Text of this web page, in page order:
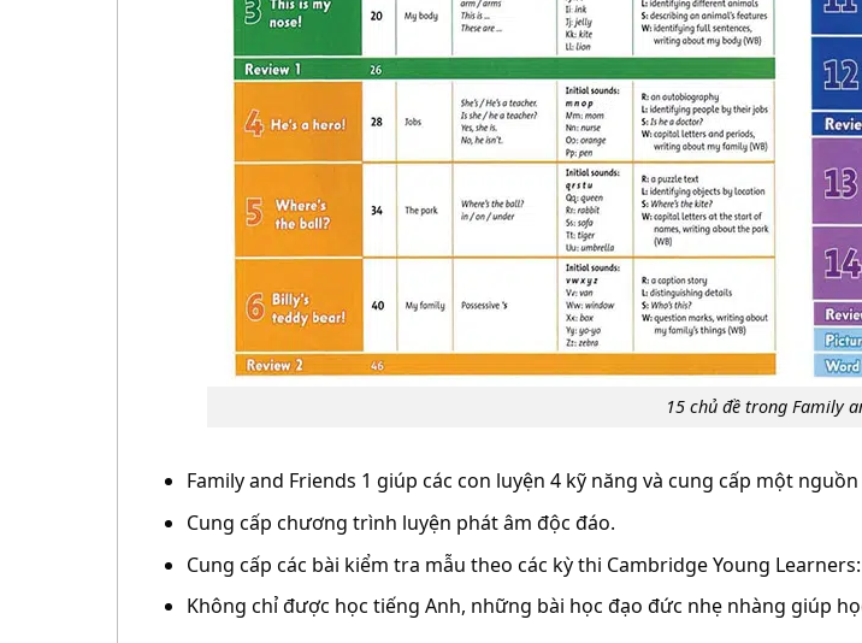
15 chủ đề trong Family
Family and Friends 1 giúp các con luyện 4 kỹ năng và cung cấp một
Cung cấp chương trình luyện phát âm độc đáo.
Cung cấp các bài kiểm tra mẫu theo các kỳ thi Cambridge Young
Không chỉ được học tiếng Anh, những bài học đạo đức nhẹ nhàng giúp